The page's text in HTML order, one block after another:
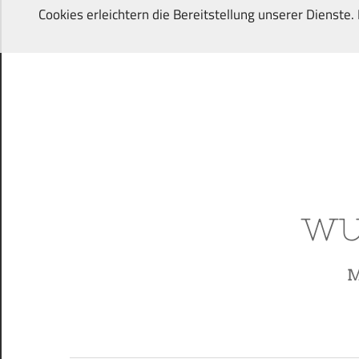
Zum
Cookies erleichtern die Bereitstellung unserer